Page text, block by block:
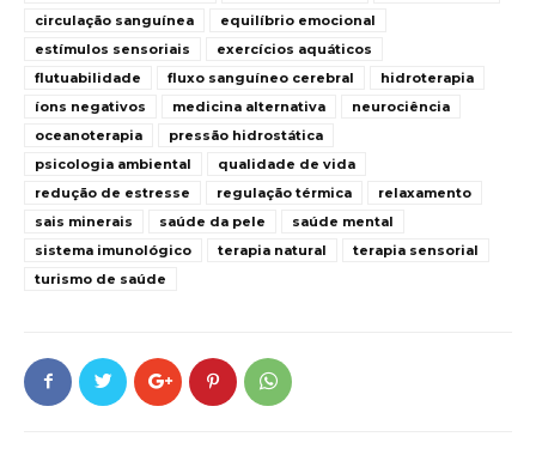
circulação sanguínea
equilíbrio emocional
estímulos sensoriais
exercícios aquáticos
flutuabilidade
fluxo sanguíneo cerebral
hidroterapia
íons negativos
medicina alternativa
neurociência
oceanoterapia
pressão hidrostática
psicologia ambiental
qualidade de vida
redução de estresse
regulação térmica
relaxamento
sais minerais
saúde da pele
saúde mental
sistema imunológico
terapia natural
terapia sensorial
turismo de saúde